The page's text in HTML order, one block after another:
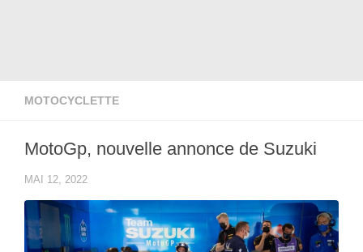
MOTOCYCLETTE
MotoGp, nouvelle annonce de Suzuki
MAI 12, 2022